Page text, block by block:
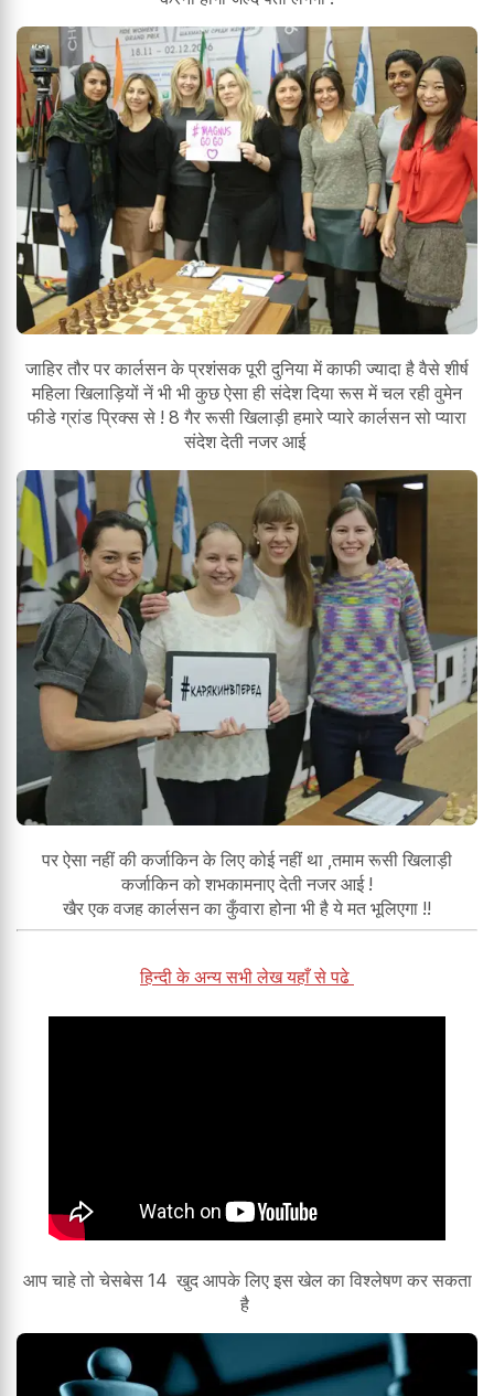
जाहिर तौर पर कार्लसन के प्रशंसक पूरी दुनिया में काफी ज्यादा है वैसे शीर्ष
महिला खिलाड़ियों नें भी भी कुछ ऐसा ही संदेश दिया रूस में चल रही वुमेन
फीडे ग्रांड प्रिक्स से ! 8 गैर रूसी खिलाड़ी हमारे प्यारे कार्लसन सो प्यारा
संदेश देती नजर आई
पर ऐसा नहीं की कर्जाकिन के लिए कोई नहीं था ,तमाम रूसी खिलाड़ी
कर्जाकिन को शभकामनाए देती नजर आई !
खैर एक वजह कार्लसन का कुँवारा होना भी है ये मत भूलिएगा !!
हिन्दी के अन्य सभी लेख यहाँ से पढे
आप चाहे तो चेसबेस 14 खुद आपके लिए इस खेल का विश्लेषण कर सकता
है